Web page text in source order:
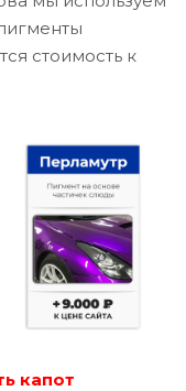
стоимость к
капот